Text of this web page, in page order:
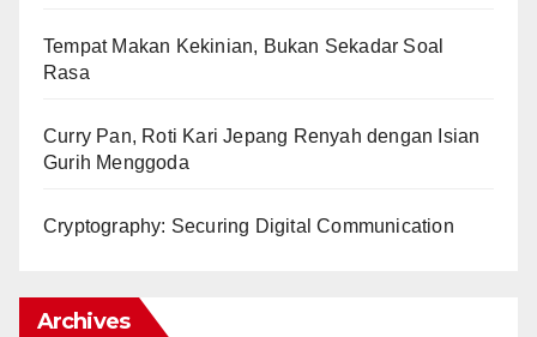
Tempat Makan Kekinian, Bukan Sekadar Soal
Rasa
Curry Pan, Roti Kari Jepang Renyah dengan Isian
Gurih Menggoda
Cryptography: Securing Digital Communication
Archives